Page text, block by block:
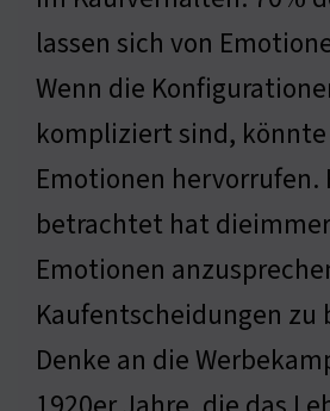
lassen sich von
Wenn die
kompliziert sind,
Emotionen hervorrufen.
betrachtet hat
Emotionen
Kaufentscheidungen zu
Denke an die